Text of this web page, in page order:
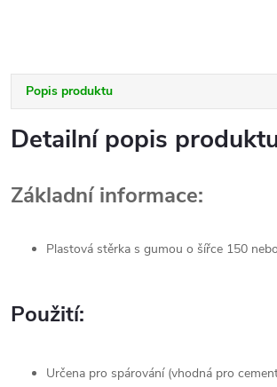
Popis produktu
Detailní popis
Základní informace:
Plastová stěrka s gumou o šířce 150
Použití:
Určena pro spárování (vhodná pro